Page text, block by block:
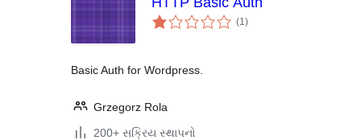
(1કુલ
રેટિંગ્સ
)
Basic Auth for Wordpress.
Grzegorz Rola
200+ સક્રિય સ્થાપનો